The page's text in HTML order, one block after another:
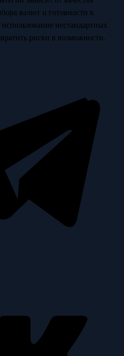
валют и готовности к
нестандартных
риски в возможности.